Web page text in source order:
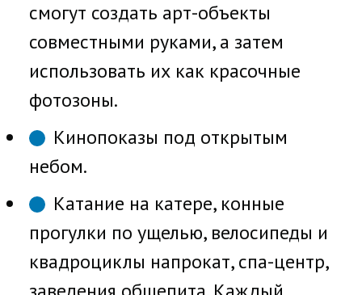
смогут создать арт-объекты
совместными руками, а затем
использовать их как красочные
фотозоны.
Кинопоказы под открытым
небом.
Катание на катере, конные
прогулки по ущелью, велосипеды и
квадроциклы напрокат, спа-центр,